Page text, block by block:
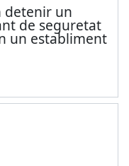
detenir un
de seguretat
un establiment